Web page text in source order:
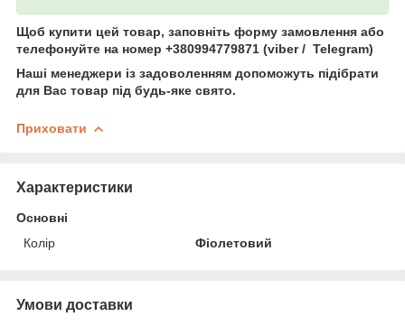
Щоб купити цей товар, заповніть форму замовлення або
телефонуйте на номер +380994779871 (viber / Telegram)
Наші менеджери із задоволенням допоможуть підібрати
для Вас товар під будь-яке свято.
Приховати
Характеристики
Основні
Колір
Фіолетовий
Умови доставки